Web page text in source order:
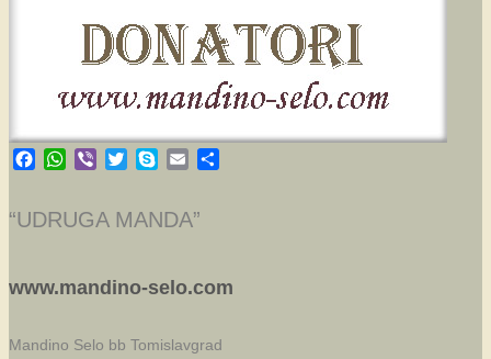
Facebook
WhatsApp
Viber TwitterSkypeEmail
“UDRUGA MANDA”
www.mandino-selo.com
Mandino Selo bb Tomislavgrad